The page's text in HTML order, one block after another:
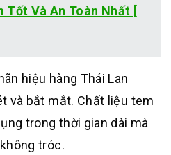
Tốt Và An Toàn Nhất [
hiệu hàng Thái Lan
và bắt mắt. Chất liệu tem
trong thời gian dài mà
tróc.